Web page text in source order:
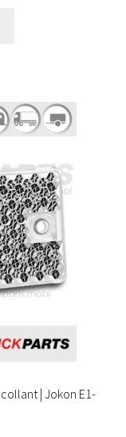
| Jokon E1-